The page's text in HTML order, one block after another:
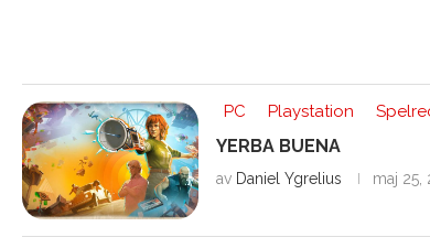
PC Playstation
YERBA BUENA
av Daniel Ygrelius maj 25,